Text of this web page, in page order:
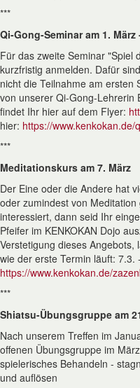
***
Qi-Gong-Seminar am 1.
Für das zweite Seminar "Spiel
kurzfristig anmelden. Dafür
nicht die Teilnahme am ersten
von unserer Qi-Gong-Lehrerin
findet Ihr hier auf dem Flyer:
hier: https://www.kenkokan.de/
***
Meditationskurs am 7. März
Der Eine oder die Andere hat
oder zumindest von
interessiert, dann seid Ihr
Pfeifer im KENKOKAN Dojo
Verstetigung dieses
wie der erste Termin läuft:
https://www.kenkokan.de/
***
Shiatsu-Übungsgruppe am
Nach unserem Treffen im
offenen Übungsgruppe im
spielerisches Behandeln -
und auflösen